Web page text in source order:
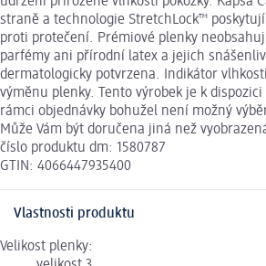
straně a technologie StretchLock™
proti protečení. Prémiové plenky
parfémy ani přírodní latex a jejich
dermatologicky potvrzena. Indikátor
výměnu plenky. Tento výrobek je k
rámci objednávky bohužel není možný
Může Vám být doručena jiná než
číslo produktu dm: 1580787
GTIN: 4066447935400
Vlastnosti produktu
Velikost plenky: